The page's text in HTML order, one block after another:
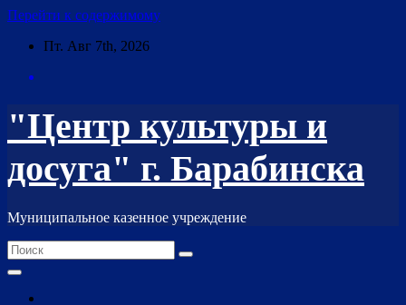
Перейти к содержимому
Пт. Авг 7th, 2026
"Центр культуры и
досуга" г. Барабинска
Муниципальное казенное учреждение